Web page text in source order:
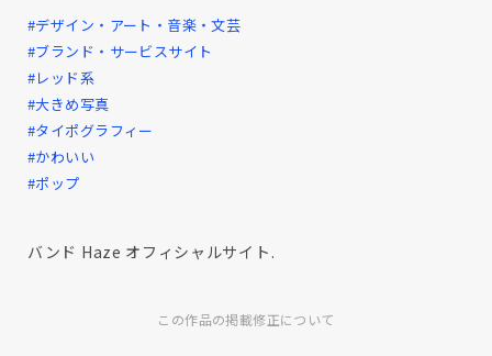
#デザイン・アート・音楽・文芸
#ブランド・サービスサイト
#レッド系
#大きめ写真
#タイポグラフィー
#かわいい
#ポップ
バンド Haze オフィシャルサイト.
この作品の掲載修正について